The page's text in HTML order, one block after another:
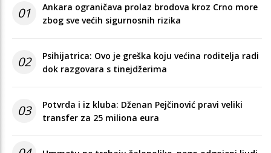
01
Ankara ograničava prolaz brodova kroz Crno more
zbog sve većih sigurnosnih rizika
02
Psihijatrica: Ovo je greška koju većina roditelja radi
dok razgovara s tinejdžerima
03
Potvrda i iz kluba: Dženan Pejčinović pravi veliki
transfer za 25 miliona eura